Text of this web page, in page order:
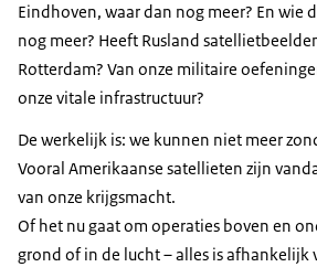
Eindhoven, waar dan nog meer? En wie
nog meer? Heeft Rusland
Rotterdam? Van onze militaire
onze vitale infrastructuur?
De werkelijk is: we kunnen niet meer
Vooral Amerikaanse satellieten zijn
van onze krijgsmacht.
Of het nu gaat om operaties boven en
grond of in de lucht – alles is afhankelijk